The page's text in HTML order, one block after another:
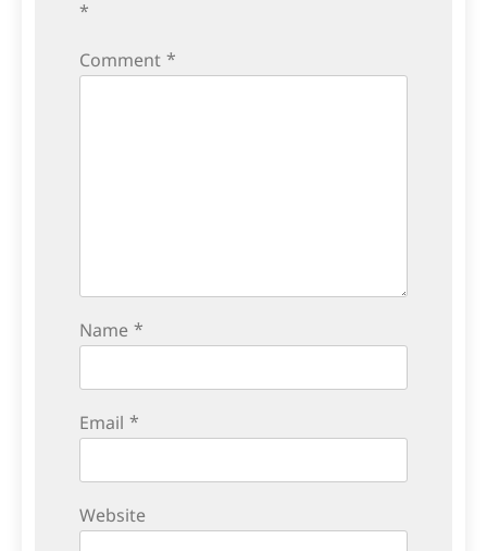
*
Comment *
Name *
Email *
Website